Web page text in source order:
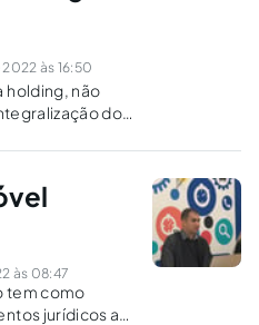
às 16:50
holding, não
do
às 08:47
tem como
jurídicos a